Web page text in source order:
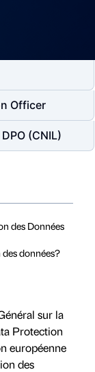
Officer
(CNIL)
des Données
données?
sur la
Protection
européenne
des